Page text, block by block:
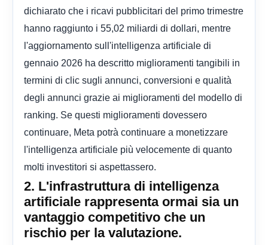
dichiarato che i ricavi pubblicitari del primo trimestre
hanno raggiunto i 55,02 miliardi di dollari, mentre
l'aggiornamento sull'intelligenza artificiale di
gennaio 2026 ha descritto miglioramenti tangibili in
termini di clic sugli annunci, conversioni e qualità
degli annunci grazie ai miglioramenti del modello di
ranking. Se questi miglioramenti dovessero
continuare, Meta potrà continuare a monetizzare
l'intelligenza artificiale più velocemente di quanto
molti investitori si aspettassero.
2. L'infrastruttura di intelligenza
artificiale rappresenta ormai sia un
vantaggio competitivo che un
rischio per la valutazione.